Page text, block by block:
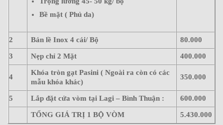
Bề mặt ( Phủ da)
2 Bản lề Inox 4 cái/ Bộ 80.000
3 Nẹp chỉ 2 Mặt 400.000
4
Khóa tròn gạt Pasini ( Ngoài ra còn có các
mẫu khóa khác)
350.000
5 Lắp đặt cửa vòm tại Lagi – Bình Thuận : 600.000
TỔNG GIÁ TRỊ 1 BỘ VÒM 5.430.000